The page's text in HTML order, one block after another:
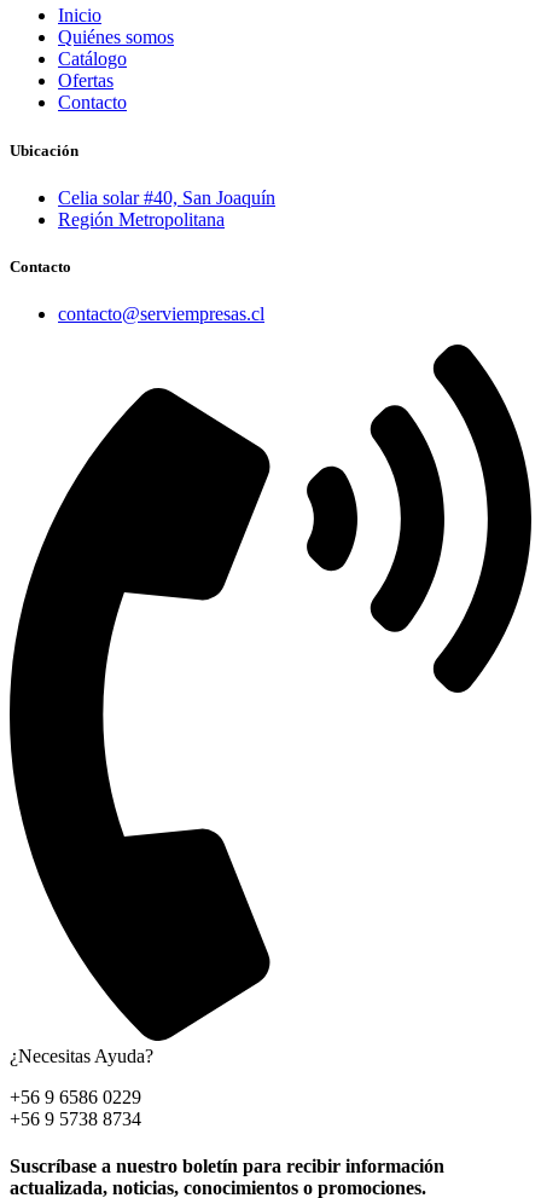
Inicio
Quiénes somos
Catálogo
Ofertas
Contacto
Ubicación
Celia solar #40, San Joaquín
Región Metropolitana
Contacto
contacto@serviempresas.cl
¿Necesitas Ayuda?
+56 9 6586 0229
+56 9 5738 8734
Suscríbase a nuestro boletín para recibir información
actualizada, noticias, conocimientos o promociones.